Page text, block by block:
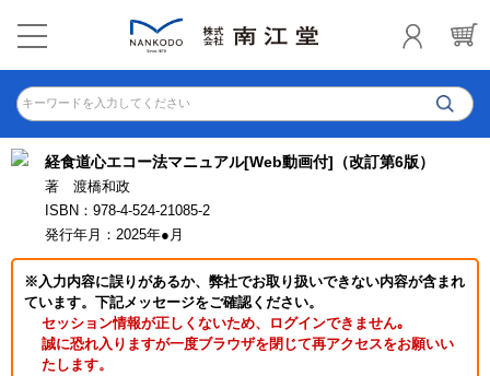
キーワードを入力してください
経食道心エコー法マニュアル[Web動画付]（改訂第6版）
著 渡橋和政
ISBN：978-4-524-21085-2
発行年月：2025年●月
※入力内容に誤りがあるか、弊社でお取り扱いできない内容が含まれ
ています。下記メッセージをご確認ください。
セッション情報が正しくないため、ログインできません｡
誠に恐れ入りますが一度ブラウザを閉じて再アクセスをお願いい
たします。